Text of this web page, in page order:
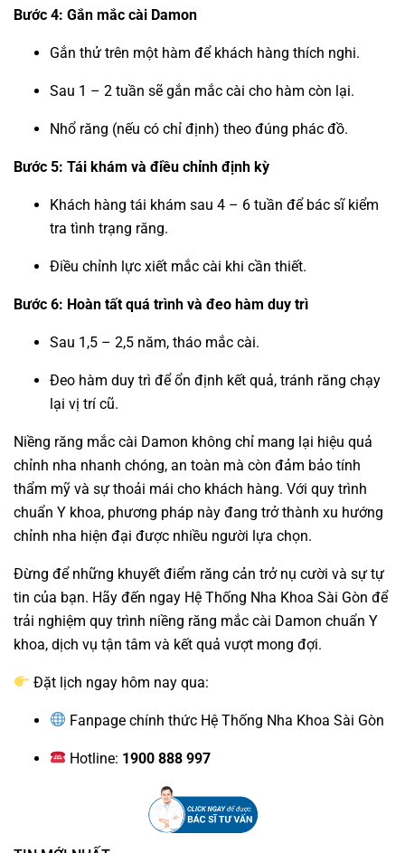
Bước 4: Gắn mắc cài Damon
Gắn thử trên một hàm để khách hàng thích nghi.
Sau 1 – 2 tuần sẽ gắn mắc cài cho hàm còn lại.
Nhổ răng (nếu có chỉ định) theo đúng phác đồ.
Bước 5: Tái khám và điều chỉnh định kỳ
Khách hàng tái khám sau 4 – 6 tuần để bác sĩ kiểm
tra tình trạng răng.
Điều chỉnh lực xiết mắc cài khi cần thiết.
Bước 6: Hoàn tất quá trình và đeo hàm duy trì
Sau 1,5 – 2,5 năm, tháo mắc cài.
Đeo hàm duy trì để ổn định kết quả, tránh răng chạy
lại vị trí cũ.
Niềng răng mắc cài Damon không chỉ mang lại hiệu quả
chỉnh nha nhanh chóng, an toàn mà còn đảm bảo tính
thẩm mỹ và sự thoải mái cho khách hàng. Với quy trình
chuẩn Y khoa, phương pháp này đang trở thành xu hướng
chỉnh nha hiện đại được nhiều người lựa chọn.
Đừng để những khuyết điểm răng cản trở nụ cười và sự tự
tin của bạn. Hãy đến ngay Hệ Thống Nha Khoa Sài Gòn để
trải nghiệm quy trình niềng răng mắc cài Damon chuẩn Y
khoa, dịch vụ tận tâm và kết quả vượt mong đợi.
Đặt lịch ngay hôm nay qua:
Fanpage chính thức Hệ Thống Nha Khoa Sài Gòn
Hotline: 1900 888 997